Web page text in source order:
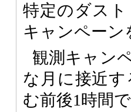
特定のダス
キャンペーン
観測キャン
な月に接近
む前後1時間で